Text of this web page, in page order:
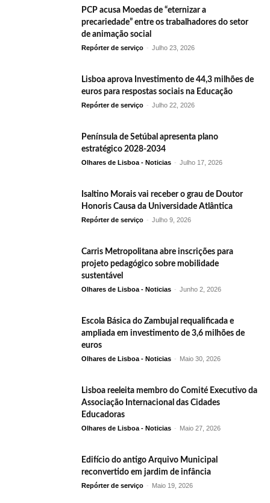
PCP acusa Moedas de “eternizar a
precariedade” entre os trabalhadores do setor
de animação social
Repórter de serviço - Julho 23, 2026
Lisboa aprova Investimento de 44,3 milhões de
euros para respostas sociais na Educação
Repórter de serviço - Julho 22, 2026
Península de Setúbal apresenta plano
estratégico 2028-2034
Olhares de Lisboa - Noticias - Julho 17, 2026
Isaltino Morais vai receber o grau de Doutor
Honoris Causa da Universidade Atlântica
Repórter de serviço - Julho 9, 2026
Carris Metropolitana abre inscrições para
projeto pedagógico sobre mobilidade
sustentável
Olhares de Lisboa - Noticias - Junho 2, 2026
Escola Básica do Zambujal requalificada e
ampliada em investimento de 3,6 milhões de
euros
Olhares de Lisboa - Noticias - Maio 30, 2026
Lisboa reeleita membro do Comité Executivo da
Associação Internacional das Cidades
Educadoras
Olhares de Lisboa - Noticias - Maio 27, 2026
Edifício do antigo Arquivo Municipal
reconvertido em jardim de infância
Repórter de serviço - Maio 19, 2026